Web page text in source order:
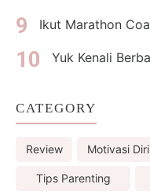
Ikut Marathon
Yuk Kenali
CATEGORY
Review Motivasi Diri
Tips Parenting